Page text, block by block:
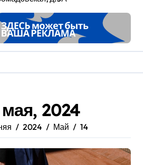
2024
2024 Май 14